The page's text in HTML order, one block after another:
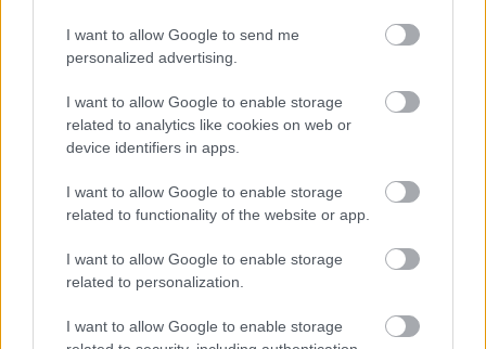
I want to allow Google to send me
personalized advertising.
I want to allow Google to enable storage
related to analytics like cookies on web or
device identifiers in apps.
I want to allow Google to enable storage
related to functionality of the website or app.
I want to allow Google to enable storage
related to personalization.
I want to allow Google to enable storage
műanyagot.